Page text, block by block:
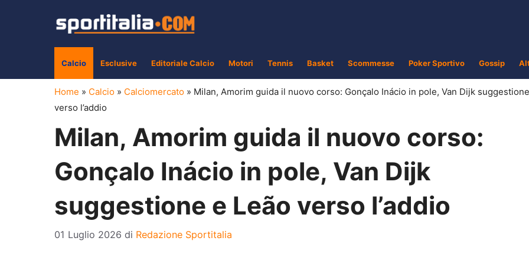
Calcio Esclusive Editoriale Calcio Motori Tennis Basket Scommesse Poker Sportivo Gossip
Home » Calcio » Calciomercato » Milan, Amorim guida il nuovo corso: Gonçalo Inácio in pole, Van Dijk
verso l’addio
Milan, Amorim guida il nuovo corso:
Gonçalo Inácio in pole, Van Dijk
suggestione e Leão verso l’addio
01 Luglio 2026 di Redazione Sportitalia